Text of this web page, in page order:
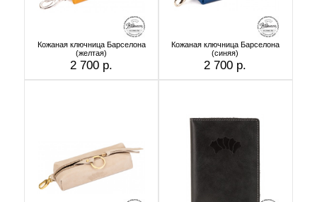
Кожаная ключница Барселона
(желтая)
2 700 р.
Кожаная ключница Барселона
(синяя)
2 700 р.